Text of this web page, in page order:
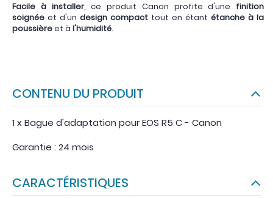
Facile à installer, ce produit Canon profite d'une finition
soignée et d'un design compact tout en étant étanche à la
poussièreet à l'humidité.
CONTENU DU PRODUIT
1 x Bague d'adaptation pour EOS R5 C - Canon
Garantie : 24 mois
CARACTÉRISTIQUES